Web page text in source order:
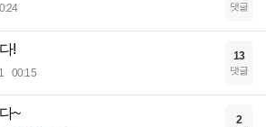
댓글
!
00:15
13
댓글
~ 2